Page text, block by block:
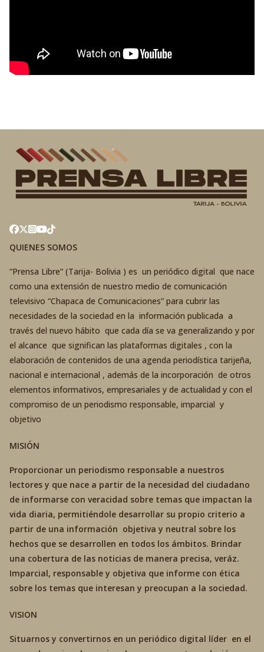
QUIENES SOMOS
“Prensa Libre” (Tarija- Bolivia ) es un periódico digital que nace
como una extensión de nuestro medio de comunicación
televisivo “Chapaca de Comunicaciones” para cubrir las
necesidades de la sociedad en la información publicada a
través del nuevo hábito que cada día se va generalizando y por
el alcance que significan las plataformas digitales , con la
elaboración de contenidos de una agenda periodística tarijeña,
nacional e internacional , además de la incorporación de otros
elementos informativos, empresariales y de actualidad y con el
compromiso de un periodismo responsable, imparcial y
objetivo
MISIÓN
Proporcionar un periodismo responsable a nuestros
lectores y que nace a partir de la necesidad del ciudadano
de informarse con veracidad sobre temas que impactan la
vida diaria, permitiéndole desarrollar su propio criterio a
partir de una información objetiva y neutral sobre los
hechos que se desarrollen en todos los ámbitos. Brindar
una cobertura de las noticias de manera precisa, veráz.
Imparcial, responsable y objetiva que informe con ética
sobre los temas que interesan y preocupan a la sociedad.
VISION
Situarnos y convertirnos en un periódico digital líder en el